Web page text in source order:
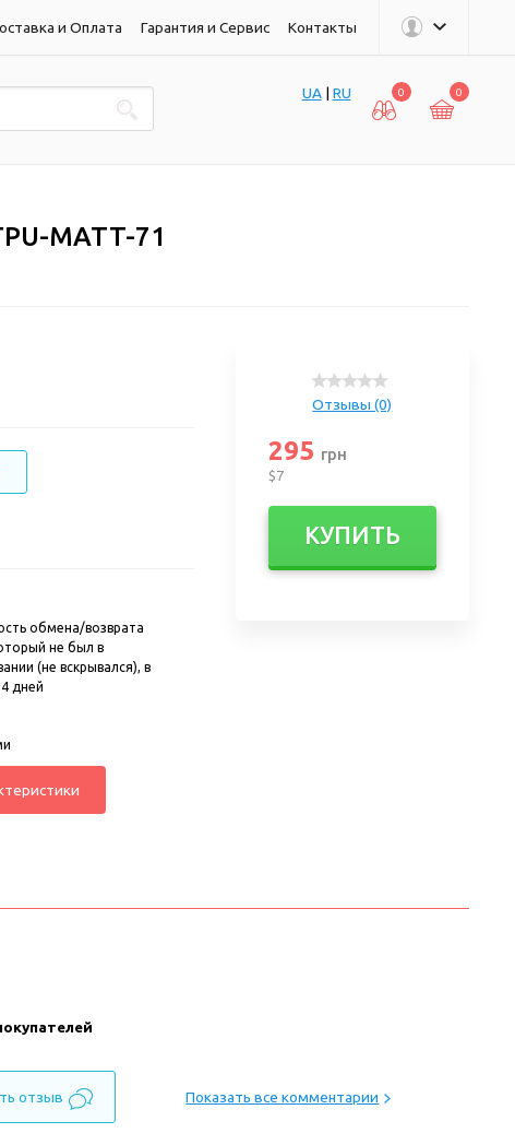
и Оплата Гарантия и Сервис Контакты
UA| RU 0 0
MATT-71
обмена/возврата
не был в
(не вскрывался), в
дней
Отзывы (0)
295 грн
$7
КУПИТЬ
отзыв Показать все комментарии